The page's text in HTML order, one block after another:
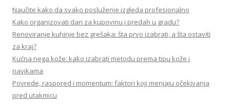
h
f
o
:
Naučite kako da svako posluženje izgleda profesionalno
Kako organizovati dan za kupovinu i predah u gradu?
Renoviranje kuhinje bez grešaka: šta prvo izabrati, a šta ostaviti
za kraj?
Kućna nega kože: kako izabrati metodu prema tipu kože i
navikama
Povrede, raspored i momentum: faktori koji menjaju očekivanja
pred utakmicu